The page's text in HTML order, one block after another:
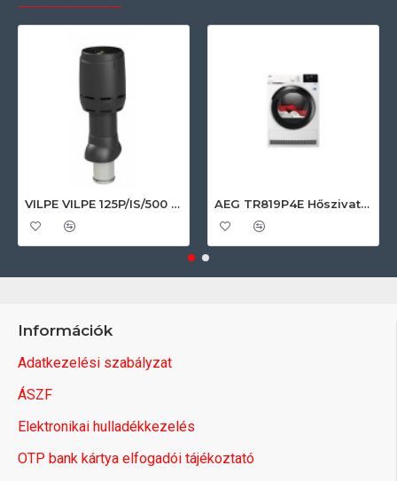
VILPE VILPE 125P/IS/500 FLOW tetőszellőző, fekete Szellőztető ventilátor tartozékok AEG TR819P4E Hőszivattyús szárítógép
Információk
Adatkezelési szabályzat
ÁSZF
Elektronikai hulladékkezelés
OTP bank kártya elfogadói tájékoztató